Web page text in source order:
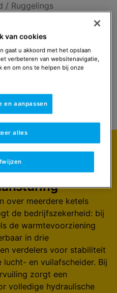
/ Ruggelings
Select
installatie en
over meerdere ketels
de bedrijfszekerheid: bij
de warmtevoorziening
in drie
verdelers voor stabiliteit
en vuilafscheider. Bij
zorgt een
volledige hydraulische
van cookies
gaat u akkoord met het opslaan
verbeteren van websitenavigatie,
en om ons te helpen bij onze
en aanpassen
alles